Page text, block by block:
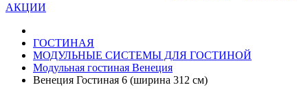
АКЦИИ
ГОСТИНАЯ
МОДУЛЬНЫЕ СИСТЕМЫ ДЛЯ ГОСТИНОЙ
Модульная гостиная Венеция
Венеция Гостиная 6 (ширина 312 см)